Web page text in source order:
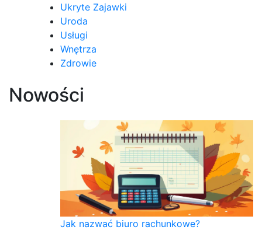
Ukryte Zajawki
Uroda
Usługi
Wnętrza
Zdrowie
Nowości
Jak nazwać biuro rachunkowe?